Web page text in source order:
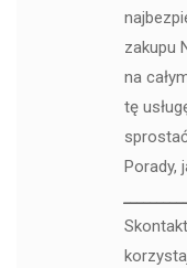
zakupu
na
tę
Porady,